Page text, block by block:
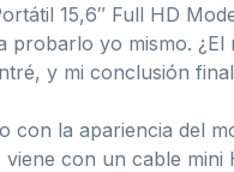
15,6″ Full HD
probarlo yo mismo.
y mi conclusión
con la apariencia del
con un cable